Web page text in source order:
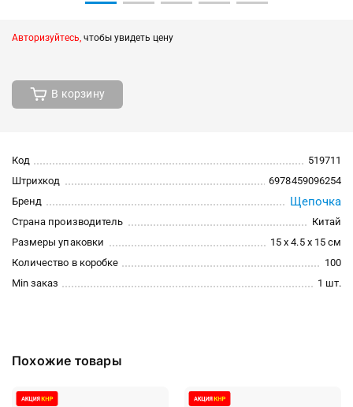
Авторизуйтесь, чтобы увидеть цену
В корзину
Код
519711
Штрихкод
6978459096254
Бренд
Щепочка
Страна производитель
Китай
Размеры упаковки
15 x 4.5 x 15 см
Количество в коробке
100
Min заказ
1 шт.
Похожие товары